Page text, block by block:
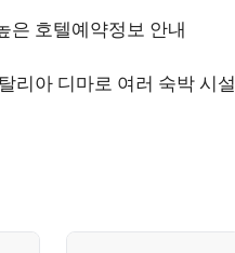
은 호텔예약정보 안내
리아 디마로 여러 숙박 시설